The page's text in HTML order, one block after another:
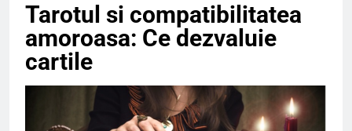
Tarotul si compatibilitatea
amoroasa: Ce dezvaluie
cartile